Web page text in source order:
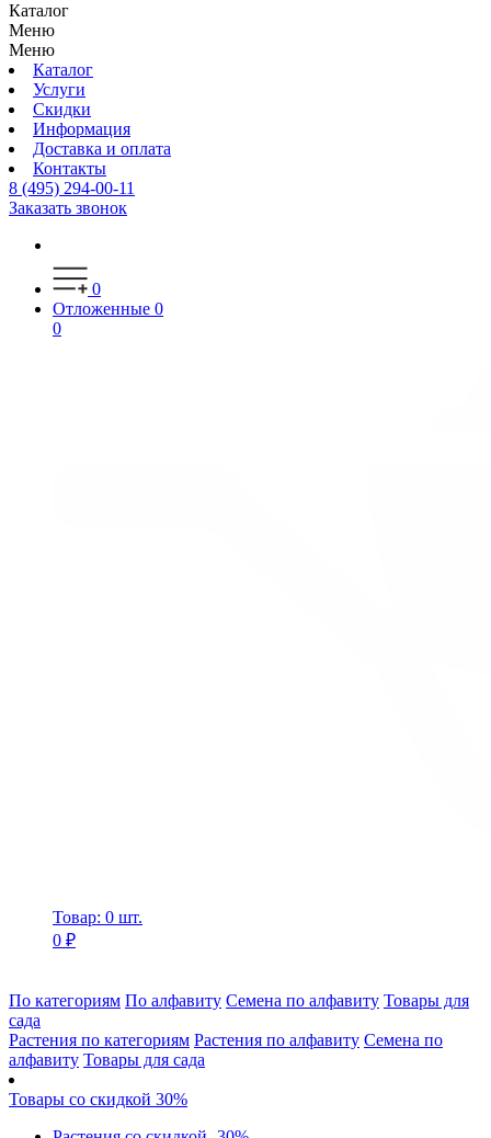
Каталог
Меню
Меню
Каталог
Услуги
Скидки
Информация
Доставка и оплата
Контакты
8 (495) 294-00-11
Заказать звонок
0
Отложенные 0
0
Товар: 0 шт.
0 ₽
По категориям По алфавиту Семена по алфавиту Товары для
сада
Растения по категориям Растения по алфавиту Семена по
алфавиту Товары для сада
Товары со скидкой 30%